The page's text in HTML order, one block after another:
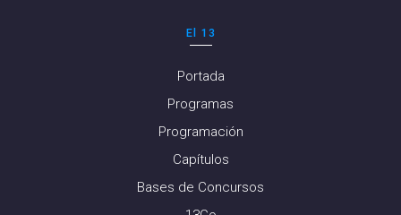
El 13
Portada
Programas
Programación
Capítulos
Bases de Concursos